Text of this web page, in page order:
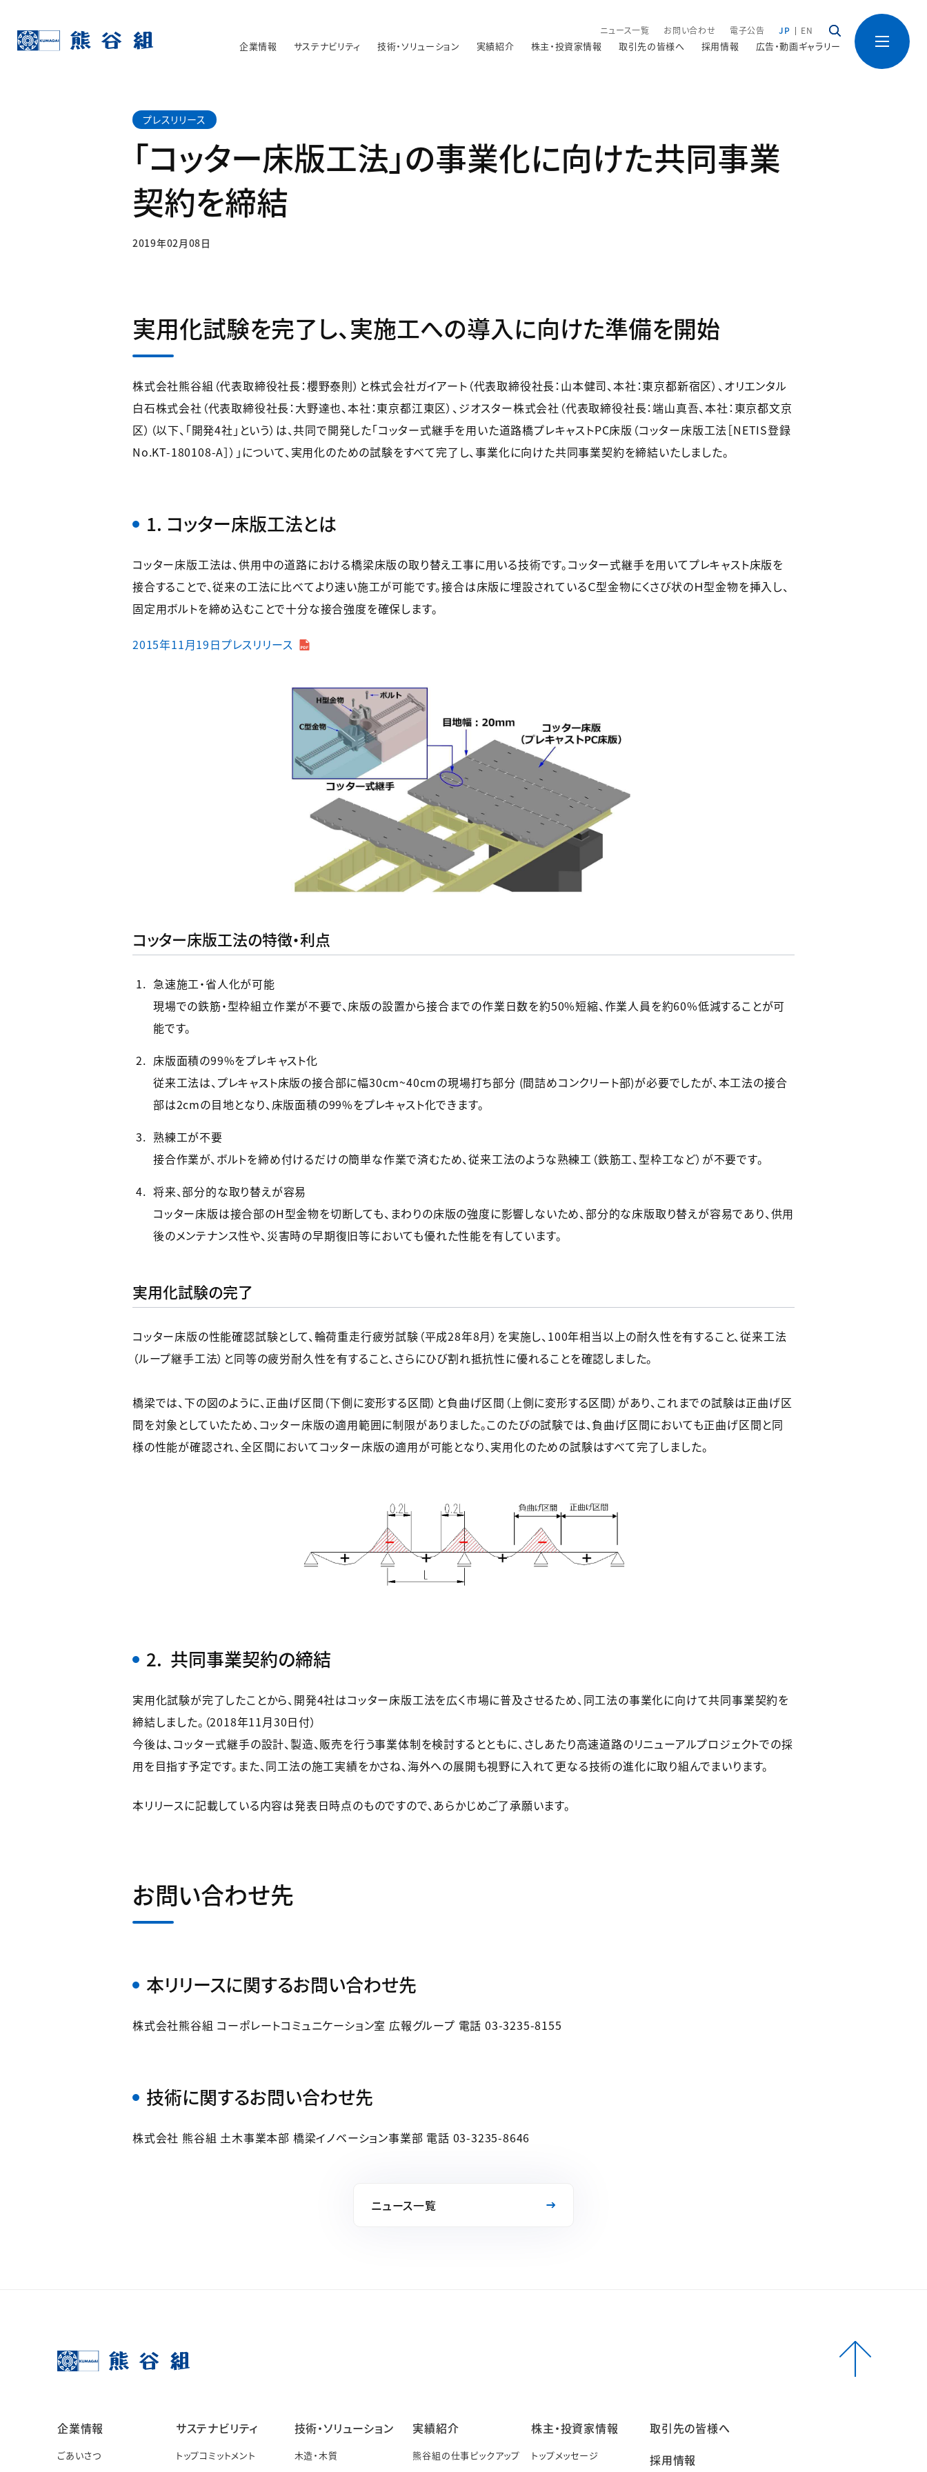
ニュース一覧 お問い合わせ 電子公告 JP EN
企業情報 サステナビリティ 技術・ソリューション 実績紹介 株主・投資家情報 取引先の皆様へ 採用情報 広告・動画ギャラリー
プレスリリース
「コッター床版工法」の事業化に向けた共同事業
契約を締結
2019年02月08日
実用化試験を完了し、実施工への導入に向けた準備を開始
株式会社熊谷組（代表取締役社長：櫻野泰則）と株式会社ガイアート（代表取締役社長：山本健司、本社：東京都新宿区）、オリエンタル
白石株式会社（代表取締役社長：大野達也、本社：東京都江東区）、ジオスター株式会社（代表取締役社長：端山真吾、本社：東京都文京
区）（以下、「開発4社」という）は、共同で開発した「コッター式継手を用いた道路橋プレキャストPC床版（コッター床版工法［NETIS登録
No.KT-180108-A］）」について、実用化のための試験をすべて完了し、事業化に向けた共同事業契約を締結いたしました。
1. コッター床版工法とは
コッター床版工法は、供用中の道路における橋梁床版の取り替え工事に用いる技術です。コッター式継手を用いてプレキャスト床版を
接合することで、従来の工法に比べてより速い施工が可能です。接合は床版に埋設されているＣ型金物にくさび状のＨ型金物を挿入し、
固定用ボルトを締め込むことで十分な接合強度を確保します。
2015年11月19日プレスリリース
コッター床版工法の特徴・利点
急速施工・省人化が可能
現場での鉄筋・型枠組立作業が不要で、床版の設置から接合までの作業日数を約50%短縮、作業人員を約60%低減することが可
能です。
床版面積の99%をプレキャスト化
従来工法は、プレキャスト床版の接合部に幅30cm~40cmの現場打ち部分 (間詰めコンクリート部)が必要でしたが、本工法の接合
部は2cmの目地となり、床版面積の99%をプレキャスト化できます。
熟練工が不要
接合作業が、ボルトを締め付けるだけの簡単な作業で済むため、従来工法のような熟練工（鉄筋工、型枠工など）が不要です。
将来、部分的な取り替えが容易
コッター床版は接合部のH型金物を切断しても、まわりの床版の強度に影響しないため、部分的な床版取り替えが容易であり、供用
後のメンテナンス性や、災害時の早期復旧等においても優れた性能を有しています。
実用化試験の完了
コッター床版の性能確認試験として、輪荷重走行疲労試験（平成28年8月）を実施し、100年相当以上の耐久性を有すること、従来工法
（ループ継手工法）と同等の疲労耐久性を有すること、さらにひび割れ抵抗性に優れることを確認しました。
橋梁では、下の図のように、正曲げ区間（下側に変形する区間）と負曲げ区間（上側に変形する区間）があり、これまでの試験は正曲げ区
間を対象としていたため、コッター床版の適用範囲に制限がありました。このたびの試験では、負曲げ区間においても正曲げ区間と同
様の性能が確認され、全区間においてコッター床版の適用が可能となり、実用化のための試験はすべて完了しました。
2. 共同事業契約の締結
実用化試験が完了したことから、開発4社はコッター床版工法を広く市場に普及させるため、同工法の事業化に向けて共同事業契約を
締結しました。（2018年11月30日付）
今後は、コッター式継手の設計、製造、販売を行う事業体制を検討するとともに、さしあたり高速道路のリニューアルプロジェクトでの採
用を目指す予定です。また、同工法の施工実績をかさね、海外への展開も視野に入れて更なる技術の進化に取り組んでまいります。
本リリースに記載している内容は発表日時点のものですので、あらかじめご了承願います。
お問い合わせ先
本リリースに関するお問い合わせ先
株式会社熊谷組 コーポレートコミュニケーション室 広報グループ 電話 03-3235-8155
技術に関するお問い合わせ先
株式会社 熊谷組 土木事業本部 橋梁イノベーション事業部 電話 03-3235-8646
ニュース一覧
企業情報
ごあいさつ
サステナビリティ
トップコミットメント
技術・ソリューション
木造・木質
実績紹介
熊谷組の仕事ピックアップ
株主・投資家情報
トップメッセージ
取引先の皆様へ
採用情報